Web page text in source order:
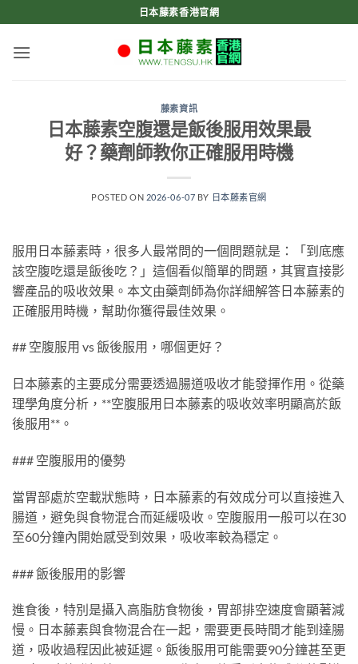
to
content
日本藤素香港官網
藤素資訊
日本藤素空腹還是飯後服用效果最
好？藥劑師教你正確服用時機
POSTED ON 2026-06-07 BY 日本藤素官網
服用日本藤素時，很多人最常問的一個問題就是：「到底應
該空腹吃還是飯後吃？」這個看似簡單的問題，其實直接影
響產品的吸收效果。本文由藥劑師為你詳細解答日本藤素的
正確服用時機，幫助你獲得最佳效果。
## 空腹服用 vs 飯後服用，哪個更好？
日本藤素的主要成分需要透過腸道吸收才能發揮作用。從藥
理學角度分析，**空腹服用日本藤素的吸收效率明顯高於飯
後服用**。
### 空腹服用的優勢
當胃部處於空載狀態時，日本藤素的有效成分可以直接進入
腸道，避免與食物混合而延緩吸收。空腹服用一般可以在30
至60分鐘內開始感受到效果，吸收率較為穩定。
### 飯後服用的影響
進食後，特別是攝入高脂肪食物後，胃部排空速度會顯著減
慢。日本藤素與食物混合在一起，需要更長時間才能到達腸
道，吸收過程因此被延遲。飯後服用可能需要90分鐘甚至更